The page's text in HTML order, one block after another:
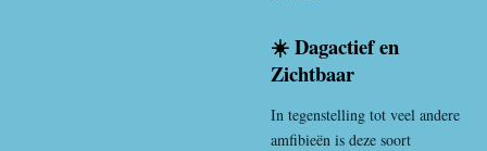
☀️ Dagactief en
Zichtbaar
In tegenstelling tot veel andere
amfibieën is deze soort